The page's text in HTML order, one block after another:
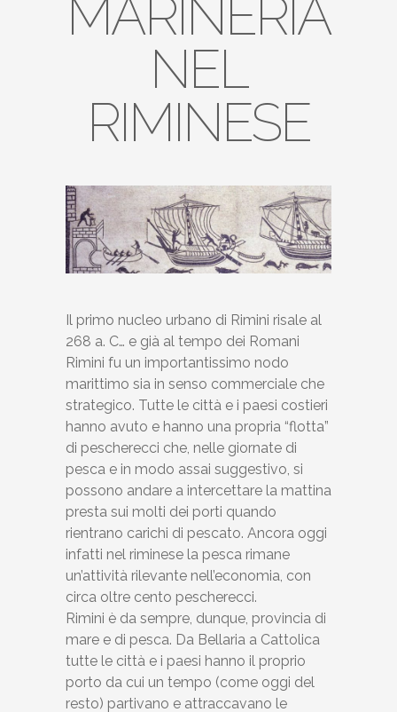
MARINERIA
NEL
RIMINESE
Il primo nucleo urbano di Rimini risale al
268 a. C… e già al tempo dei Romani
Rimini fu un importantissimo nodo
marittimo sia in senso commerciale che
strategico. Tutte le città e i paesi costieri
hanno avuto e hanno una propria “flotta”
di pescherecci che, nelle giornate di
pesca e in modo assai suggestivo, si
possono andare a intercettare la mattina
presta sui molti dei porti quando
rientrano carichi di pescato. Ancora oggi
infatti nel riminese la pesca rimane
un’attività rilevante nell’economia, con
circa oltre cento pescherecci.
Rimini è da sempre, dunque, provincia di
mare e di pesca. Da Bellaria a Cattolica
tutte le città e i paesi hanno il proprio
porto da cui un tempo (come oggi del
resto) partivano e attraccavano le